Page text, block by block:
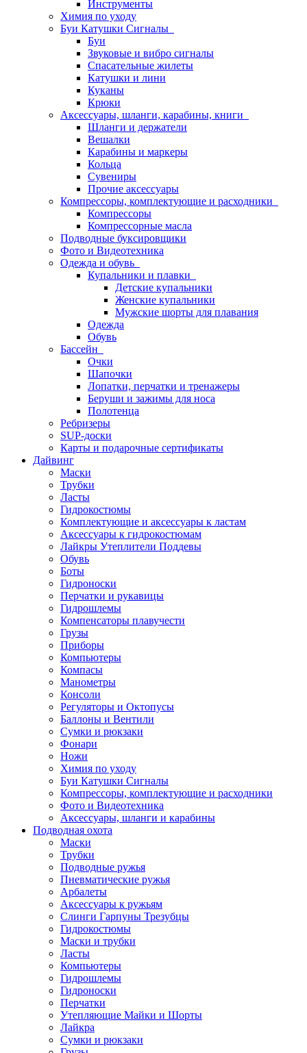
Инструменты
Химия по уходу
Буи Катушки Сигналы
Буи
Звуковые и вибро сигналы
Спасательные жилеты
Катушки и лини
Куканы
Крюки
Аксессуары, шланги, карабины, книги
Шланги и держатели
Вешалки
Карабины и маркеры
Кольца
Сувениры
Прочие аксессуары
Компрессоры, комплектующие и расходники
Компрессоры
Компрессорные масла
Подводные буксировщики
Фото и Видеотехника
Одежда и обувь
Купальники и плавки
Детские купальники
Женские купальники
Мужские шорты для плавания
Одежда
Обувь
Бассейн
Очки
Шапочки
Лопатки, перчатки и тренажеры
Беруши и зажимы для носа
Полотенца
Ребризеры
SUP-доски
Карты и подарочные сертификаты
Дайвинг
Маски
Трубки
Ласты
Гидрокостюмы
Комплектующие и аксессуары к ластам
Аксессуары к гидрокостюмам
Лайкры Утеплители Поддевы
Обувь
Боты
Гидроноски
Перчатки и рукавицы
Гидрошлемы
Компенсаторы плавучести
Грузы
Приборы
Компьютеры
Компасы
Манометры
Консоли
Регуляторы и Октопусы
Баллоны и Вентили
Сумки и рюкзаки
Фонари
Ножи
Химия по уходу
Буи Катушки Сигналы
Компрессоры, комплектующие и расходники
Фото и Видеотехника
Аксессуары, шланги и карабины
Подводная охота
Маски
Трубки
Подводные ружья
Пневматические ружья
Арбалеты
Аксессуары к ружьям
Слинги Гарпуны Трезубцы
Гидрокостюмы
Маски и трубки
Ласты
Компьютеры
Гидрошлемы
Гидроноски
Перчатки
Утепляющие Майки и Шорты
Лайкра
Сумки и рюкзаки